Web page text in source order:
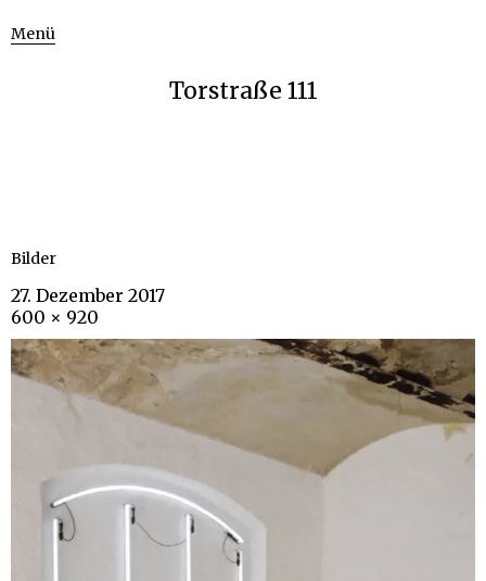
Menü
Torstraße 111
Bilder
27. Dezember 2017
600 × 920